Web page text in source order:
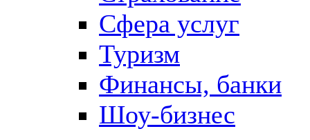
Сфера услуг
Туризм
Финансы, банки
Шоу-бизнес